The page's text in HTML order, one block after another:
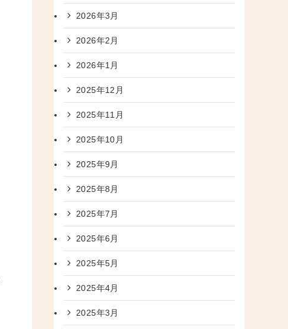
2026年3月
2026年2月
2026年1月
2025年12月
2025年11月
2025年10月
2025年9月
2025年8月
2025年7月
2025年6月
2025年5月
2025年4月
2025年3月